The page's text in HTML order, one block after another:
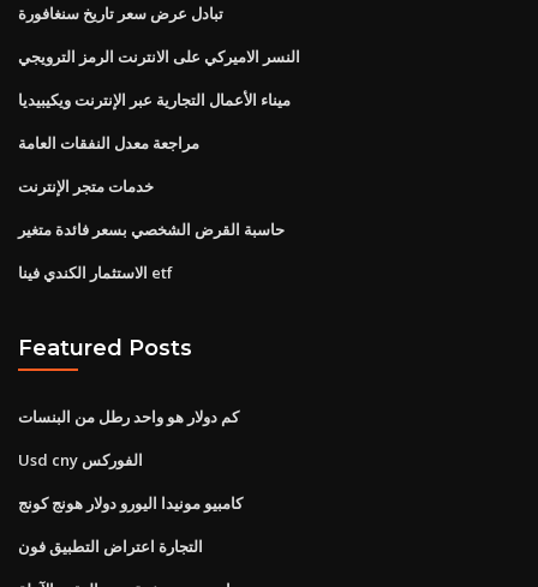
تبادل عرض سعر تاريخ سنغافورة
النسر الاميركي على الانترنت الرمز الترويجي
ميناء الأعمال التجارية عبر الإنترنت ويكيبيديا
مراجعة معدل النفقات العامة
خدمات متجر الإنترنت
حاسبة القرض الشخصي بسعر فائدة متغير
الاستثمار الكندي فينا etf
Featured Posts
كم دولار هو واحد رطل من البنسات
Usd cny الفوركس
كامبيو مونيدا اليورو دولار هونج كونج
التجارة اعتراض التطبيق فون